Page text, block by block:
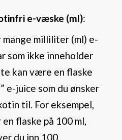
e-væske (ml):
mange milliliter (ml) e-
som ikke inneholder
kan være en flaske
e-juice som du ønsker
til. For eksempel,
en flaske på 100 ml,
du inn 100.